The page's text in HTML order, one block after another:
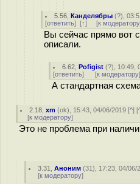
5.56 ,Канделябры (?),
[ответить] [↑] [к модератору
Вы сейчас прямо вот
описали.
6.62 ,Pofigist (?), 10:49,
[ответить] [к модератору]
А стандартная
2.18 ,xm (ok), 15:43, 04/06/2019 [^] [
[к модератору]
Это не проблема при
3.31 ,Аноним (31), 17:23, 04/06/
[к модератору]